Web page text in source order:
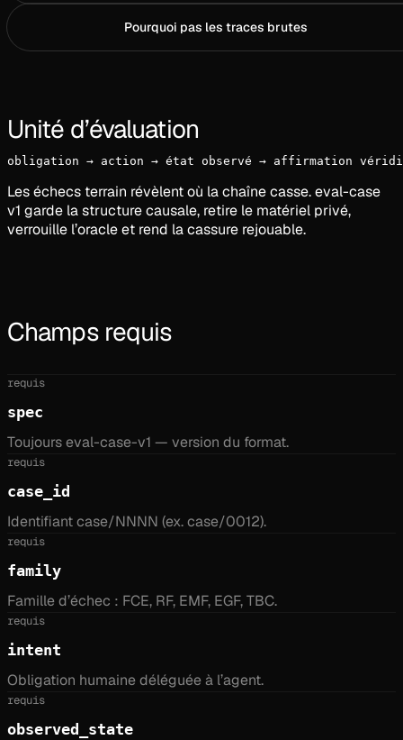
Pourquoi pas les traces brutes
Unité d’évaluation
obligation → action → état observé → affirmation
Les échecs terrain révèlent où la chaîne casse. eval-case
v1 garde la structure causale, retire le matériel privé,
verrouille l’oracle et rend la cassure rejouable.
Champs requis
requis
spec
Toujours eval-case-v1 — version du format.
requis
case_id
Identifiant case/NNNN (ex. case/0012).
requis
family
Famille d’échec : FCE, RF, EMF, EGF, TBC.
requis
intent
Obligation humaine déléguée à l’agent.
requis
observed_state